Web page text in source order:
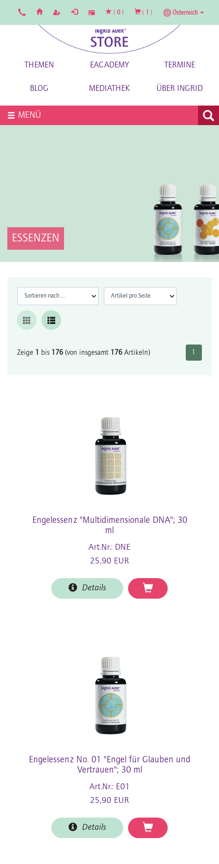
( 0 ) ( 1 ) Österreich
THEMEN EACADEMY TERMINE
BLOG MEDIATHEK ÜBER INGRID
MENÜ
ESSENZEN
Zeige 1 bis 176 (von insgesamt 176 Artikeln) 1
Engelessenz "Multidimensionale DNA"; 30
ml
Art.Nr.: DNE
25,90 EUR
Details
Engelessenz No. 01 "Engel für Glauben und
Vertrauen"; 30 ml
Art.Nr.: E01
25,90 EUR
Details